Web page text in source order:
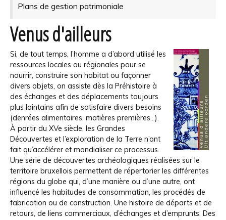
Plans de gestion patrimoniale
Venus d'ailleurs
Si, de tout temps, l’homme a d’abord utilisé les
ressources locales ou régionales pour se
nourrir, construire son habitat ou façonner
divers objets, on assiste dès la Préhistoire à
des échanges et des déplacements toujours
plus lointains afin de satisfaire divers besoins
(denrées alimentaires, matières premières…).
À partir du XVe siècle, les Grandes
Découvertes et l’exploration de la Terre n’ont
fait qu’accélérer et mondialiser ce processus.
Une série de découvertes archéologiques réalisées sur le
territoire bruxellois permettent de répertorier les différentes
régions du globe qui, d’une manière ou d’une autre, ont
influencé les habitudes de consommation, les procédés de
fabrication ou de construction. Une histoire de départs et de
retours, de liens commerciaux, d’échanges et d’emprunts. Des